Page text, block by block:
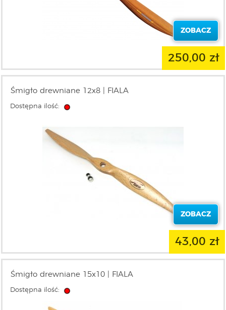
ZOBACZ
250,00 zł
Śmigło drewniane 12x8 | FIALA
Dostępna ilość:
ZOBACZ
43,00 zł
Śmigło drewniane 15x10 | FIALA
Dostępna ilość: